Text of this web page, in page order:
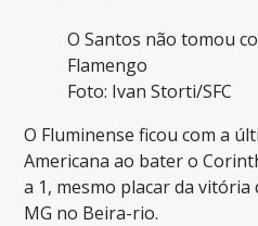
O Santos não tomou
Flamengo
Foto: Ivan Storti/SFC
O Fluminense ficou com a
Americana ao bater o
a 1, mesmo placar da
MG no Beira-rio.